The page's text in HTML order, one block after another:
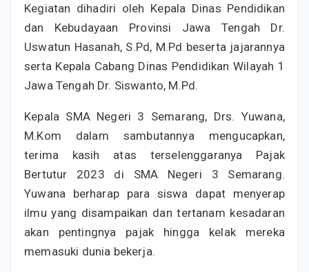
Kegiatan dihadiri oleh Kepala Dinas Pendidikan
dan Kebudayaan Provinsi Jawa Tengah Dr.
Uswatun Hasanah, S.Pd, M.Pd beserta jajarannya
serta Kepala Cabang Dinas Pendidikan Wilayah 1
Jawa Tengah Dr. Siswanto, M.Pd.
Kepala SMA Negeri 3 Semarang, Drs. Yuwana,
M.Kom dalam sambutannya mengucapkan,
terima kasih atas terselenggaranya Pajak
Bertutur 2023 di SMA Negeri 3 Semarang.
Yuwana berharap para siswa dapat menyerap
ilmu yang disampaikan dan tertanam kesadaran
akan pentingnya pajak hingga kelak mereka
memasuki dunia bekerja.